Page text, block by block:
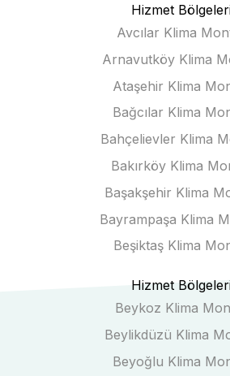
Hizmet
Avcılar Klima
Arnavutköy Klima
Ataşehir Klima
Bağcılar Klima
Bahçelievler Klima
Bakırköy Klima
Başakşehir Klima
Bayrampaşa Klima
Beşiktaş Klima
Hizmet
Beykoz Klima
Beylikdüzü Klima
Beyoğlu Klima